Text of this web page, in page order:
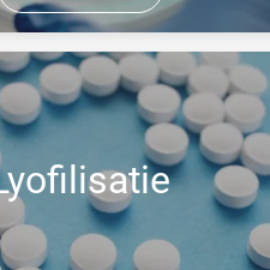
biotreatment
een mengsel
stikstof (N2) en